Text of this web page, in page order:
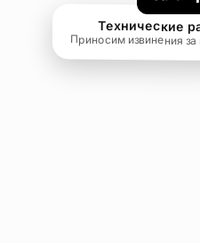
Технические
Приносим извинения